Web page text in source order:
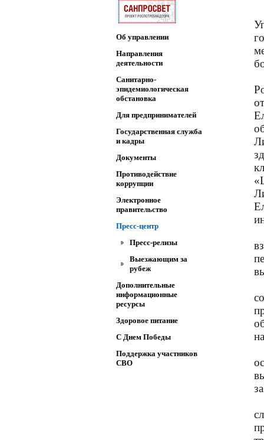
Об управлении
Направления
деятельности
Санитарно-
эпидемиологическая
обстановка
Для предпринимателей
Государственная служба
и кадры
Документы
Противодействие
коррупции
Электронное
правительство
Пресс-центр
Пресс-релизы
Выезжающим за
рубеж
Дополнительные
информационные
ресурсы
Здоровое питание
C Днем Победы
Поддержка участников
СВО